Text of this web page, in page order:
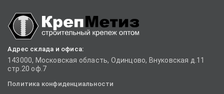
Адрес склада и офиса:
143000, Московская область, Одинцово, Внуковская д.11
стр.20 оф.7
Политика конфиденциальности